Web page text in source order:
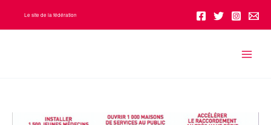
contenu
Le site de la fédération